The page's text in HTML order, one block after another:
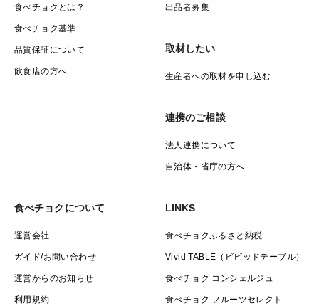
食べチョクとは？
食べチョク基準
品質保証について
飲食店の方へ
出品者募集
取材したい
生産者への取材を申し込む
連携のご相談
法人連携について
自治体・省庁の方へ
食べチョクについて
運営会社
ガイド/お問い合わせ
運営からのお知らせ
利用規約
LINKS
食べチョクふるさと納税
Vivid TABLE（ビビッドテーブル）
食べチョク コンシェルジュ
食べチョク フルーツセレクト